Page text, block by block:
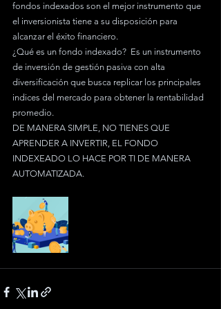
fondos indexados son el mejor instrumento que
el inversionista tiene a su disposición para
alcanzar el éxito financiero.
¿Qué es un fondo indexado?  Es un instrumento
de inversión de gestión pasiva con alta
diversificación que busca replicar los principales
indices del mercado para obtener la rentabilidad
promedio.
DE MANERA SIMPLE, NO TIENES QUE
APRENDER A INVERTIR, EL FONDO
INDEXEADO LO HACE POR TI DE MANERA
AUTOMATIZADA.